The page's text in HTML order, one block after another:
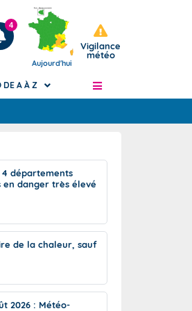
4
Aujourd'hui
Vigilance
météo
de J+2 à J+7
intenses à l'échelle
du risque
DE A À Z
départements
en danger très élevé
de la chaleur, sauf
2026 : Météo-